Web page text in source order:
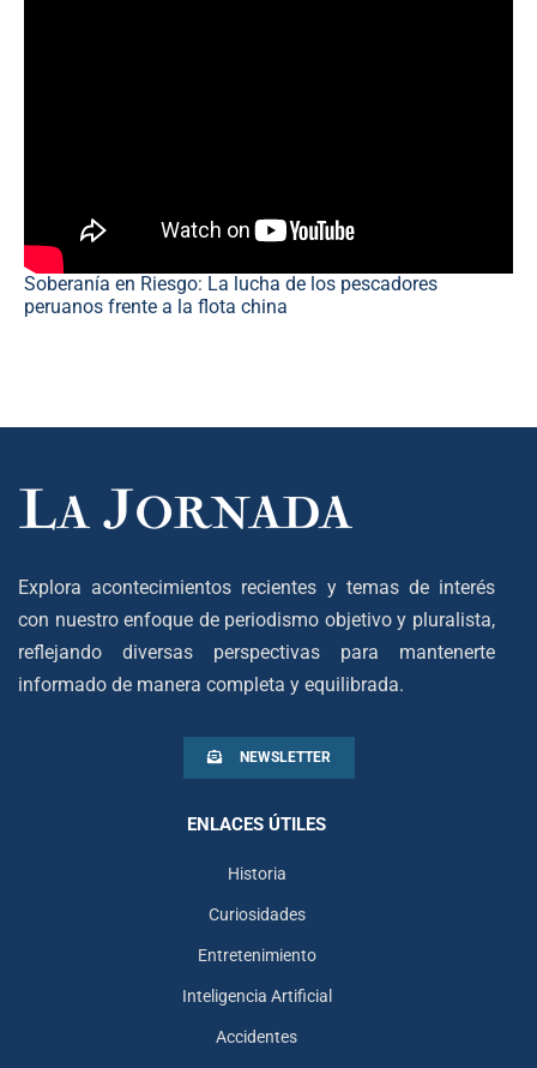
Soberanía en Riesgo: La lucha de los pescadores
peruanos frente a la flota china
Explora acontecimientos recientes y temas de interés
con nuestro enfoque de periodismo objetivo y pluralista,
reflejando diversas perspectivas para mantenerte
informado de manera completa y equilibrada.
NEWSLETTER
ENLACES ÚTILES
Historia
Curiosidades
Entretenimiento
Inteligencia Artificial
Accidentes